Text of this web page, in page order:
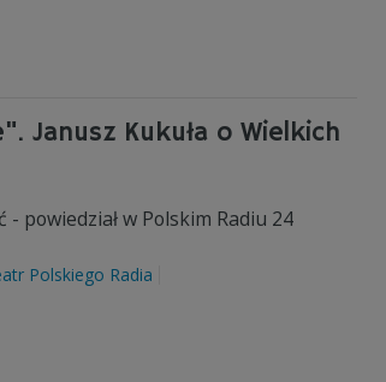
Janusz Kukuła o Wielkich
powiedział w Polskim Radiu 24
Polskiego Radia